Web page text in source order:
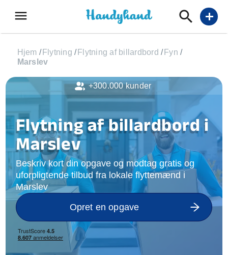
menu add
Hjem / Flytning / Flytning af billardbord / Fyn /
Marslev
Flytning af billardbord i
Marslev
Beskriv kort din opgave og modtag gratis og
uforpligtende tilbud fra lokale flyttemænd i
Marslev
Opret en opgave
+300.000 kunder